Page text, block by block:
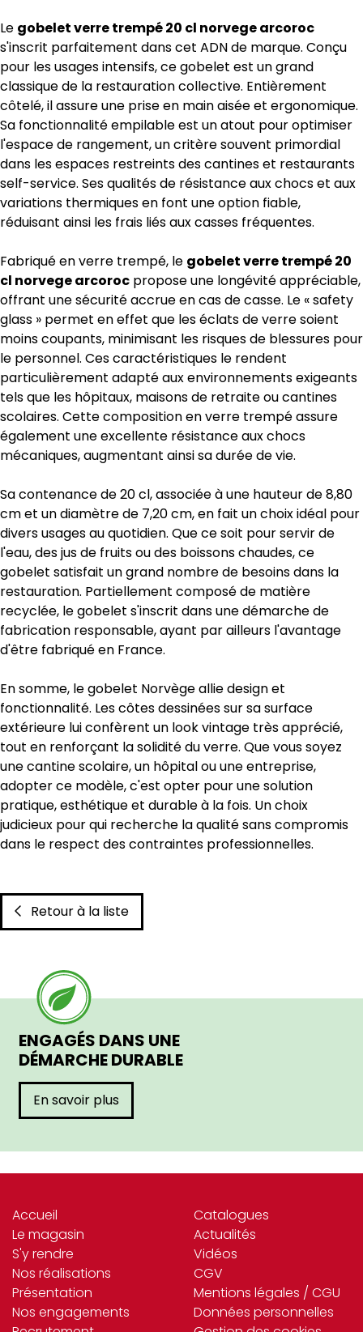
Le gobelet verre trempé 20 cl norvege arcoroc
s'inscrit parfaitement dans cet ADN de marque. Conçu
pour les usages intensifs, ce gobelet est un grand
classique de la restauration collective. Entièrement
côtelé, il assure une prise en main aisée et ergonomique.
Sa fonctionnalité empilable est un atout pour optimiser
l'espace de rangement, un critère souvent primordial
dans les espaces restreints des cantines et restaurants
self-service. Ses qualités de résistance aux chocs et aux
variations thermiques en font une option fiable,
réduisant ainsi les frais liés aux casses fréquentes.
Fabriqué en verre trempé, le gobelet verre trempé 20
cl norvege arcoroc propose une longévité appréciable,
offrant une sécurité accrue en cas de casse. Le « safety
glass » permet en effet que les éclats de verre soient
moins coupants, minimisant les risques de blessures pour
le personnel. Ces caractéristiques le rendent
particulièrement adapté aux environnements exigeants
tels que les hôpitaux, maisons de retraite ou cantines
scolaires. Cette composition en verre trempé assure
également une excellente résistance aux chocs
mécaniques, augmentant ainsi sa durée de vie.
Sa contenance de 20 cl, associée à une hauteur de 8,80
cm et un diamètre de 7,20 cm, en fait un choix idéal pour
divers usages au quotidien. Que ce soit pour servir de
l'eau, des jus de fruits ou des boissons chaudes, ce
gobelet satisfait un grand nombre de besoins dans la
restauration. Partiellement composé de matière
recyclée, le gobelet s'inscrit dans une démarche de
fabrication responsable, ayant par ailleurs l'avantage
d'être fabriqué en France.
En somme, le gobelet Norvège allie design et
fonctionnalité. Les côtes dessinées sur sa surface
extérieure lui confèrent un look vintage très apprécié,
tout en renforçant la solidité du verre. Que vous soyez
une cantine scolaire, un hôpital ou une entreprise,
adopter ce modèle, c'est opter pour une solution
pratique, esthétique et durable à la fois. Un choix
judicieux pour qui recherche la qualité sans compromis
dans le respect des contraintes professionnelles.
Retour à la liste
ENGAGÉS DANS UNE
DÉMARCHE DURABLE
En savoir plus
Accueil
Le magasin
S'y rendre
Nos réalisations
Présentation
Nos engagements
Catalogues
Actualités
Vidéos
CGV
Mentions légales / CGU
Données personnelles